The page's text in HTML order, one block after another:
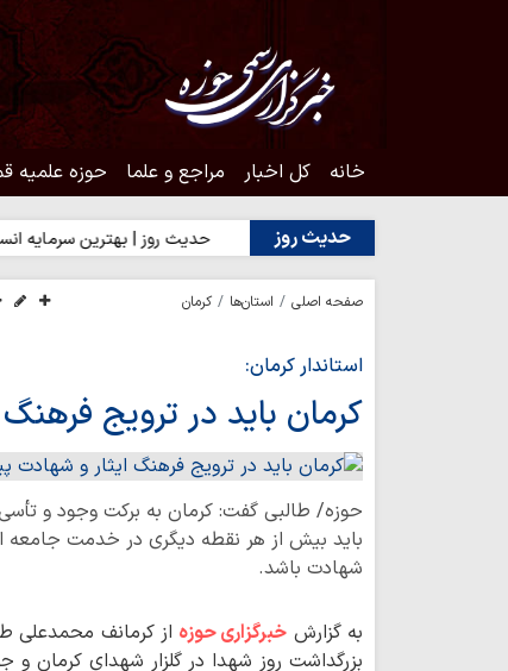
خانه کل اخبار مراجع و علما حوزه علمیه
حدیث روزبه محبت اهل‌بیت(ع) حدیث روز | بهترین سرمایه انسان
صفحه اصلی استان‌ها کرمان
استاندار کرمان:
کرمان باید در ترویج
حوزه/ طالبی گفت: کرمان به برکت وجود و
باید بیش از هر نقطه دیگری در خدمت جامعه
شهادت باشد.
به گزارش خبرگزاری حوزه از کرمانف محمدعلی
بزرگداشت روز شهدا در گلزار شهدای کرمان و